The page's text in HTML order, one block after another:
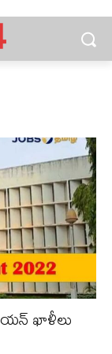
ఖాళీలు